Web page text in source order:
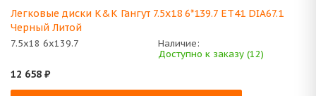
Легковые диски K&K Гангут 7.5x18 6*139.7 ET41 DIA67.1
Черный Литой
7.5x18 6x139.7
Наличие:
Доступно к заказу (12)
12 658 ₽